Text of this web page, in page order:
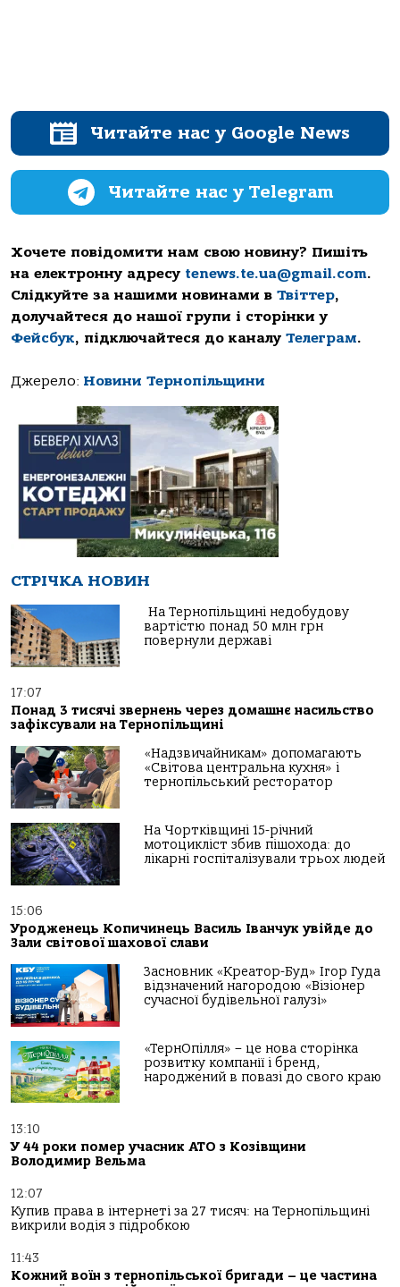
Читайте нас у Google News
Читайте нас у Telegram
Хочете повідомити нам свою новину? Пишіть
на електронну адресу tenews.te.ua@gmail.com.
Слідкуйте за нашими новинами в Твіттер,
долучайтеся до нашої групи і сторінки у
Фейсбук, підключайтеся до каналу Телеграм.
Джерело: Новини Тернопільщини
СТРІЧКА НОВИН
На Тернопільщині недобудову
вартістю понад 50 млн грн
повернули державі
17:07
Понад 3 тисячі звернень через домашнє насильство
зафіксували на Тернопільщині
«Надзвичайникам» допомагають
«Світова центральна кухня» і
тернопільський ресторатор
На Чортківщині 15-річний
мотоцикліст збив пішохода: до
лікарні госпіталізували трьох людей
15:06
Уродженець Копичинець Василь Іванчук увійде до
Зали світової шахової слави
Засновник «Креатор-Буд» Ігор Гуда
відзначений нагородою «Візіонер
сучасної будівельної галузі»
«ТернОпілля» – це нова сторінка
розвитку компанії і бренд,
народжений в повазі до свого краю
13:10
У 44 роки помер учасник АТО з Козівщини
Володимир Вельма
12:07
Купив права в інтернеті за 27 тисяч: на Тернопільщині
викрили водія з підробкою
11:43
Кожний воїн з тернопільської бригади – це частина